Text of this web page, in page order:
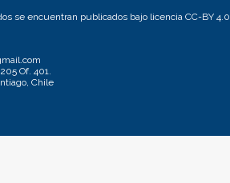
se encuentran publicados bajo licencia CC-BY 4.0
Of. 401.
Chile